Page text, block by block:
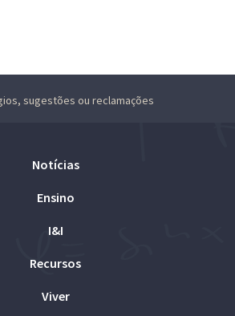
sugestões ou reclamações
Notícias
Ensino
I&I
Recursos
Viver